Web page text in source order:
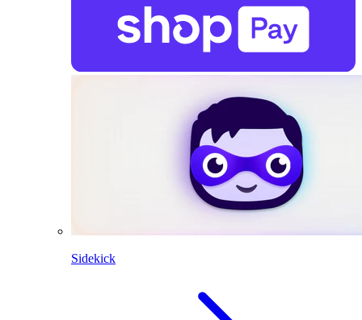
Sidekick